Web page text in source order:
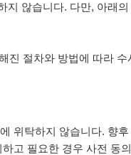
않습니다. 다만, 아래
진 절차와 방법에 따라
위탁하지 않습니다. 향
고 필요한 경우 사전 동